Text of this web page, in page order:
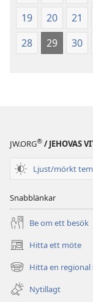
19
20 21
28
29 30
JW.ORG® / JEHOVAS
Ljust/mörkt
Snabblänkar
Be om ett besök
Hitta ett möte
(öppnar
nytt
fönster)
Hitta en
(öppnar
nytt
fönster)
Nytillagt